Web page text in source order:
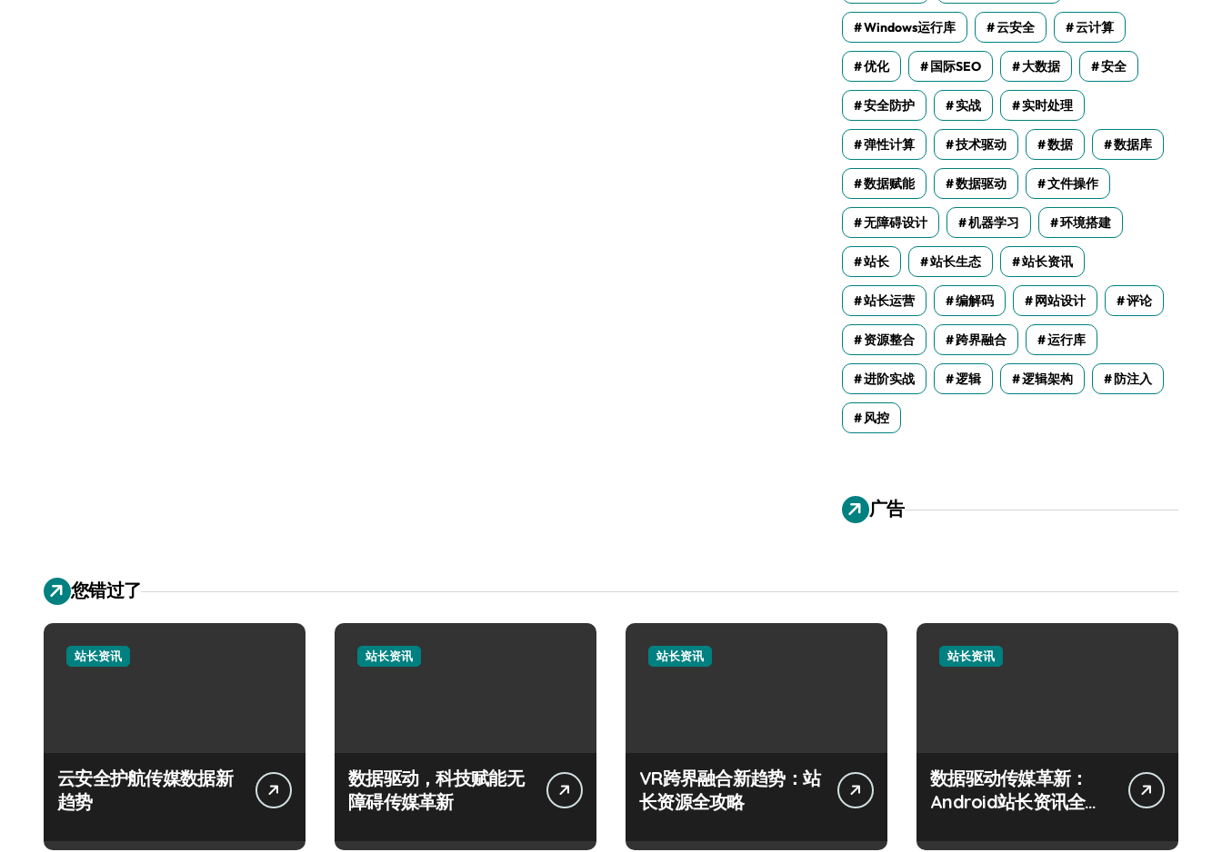
Windows运行库 云安全 云计算
优化 国际SEO 大数据 安全
安全防护 实战 实时处理
弹性计算 技术驱动 数据 数据库
数据赋能 数据驱动 文件操作
无障碍设计 机器学习 环境搭建
站长 站长生态 站长资讯
站长运营 编解码 网站设计 评论
资源整合 跨界融合 运行库
进阶实战 逻辑 逻辑架构 防注入
风控
广告
您错过了
站长资讯
云安全护航传媒数据新
趋势
站长资讯
数据驱动，科技赋能无
障碍传媒革新
站长资讯
VR跨界融合新趋势：站
长资源全攻略
站长资讯
数据驱动传媒革新：
Android站长资讯全攻